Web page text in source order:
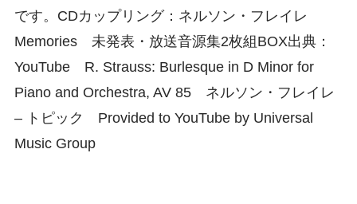
です。CDカップリング：ネルソン・フレイレ
Memories 未発表・放送音源集2枚組BOX出典：
YouTube R. Strauss: Burlesque in D Minor for
Piano and Orchestra, AV 85 ネルソン・フレイレ
– トピック Provided to YouTube by Universal
Music Group